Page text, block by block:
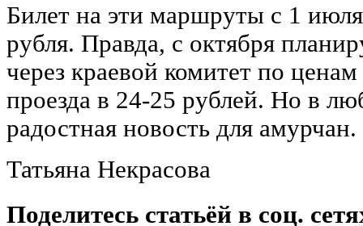
Билет на эти маршруты с 1
рубля. Правда, с октября
через краевой комитет по
проезда в 24-25 рублей. Но в
радостная новость для амурчан.
Татьяна Некрасова
Поделитесь статьёй в соц.